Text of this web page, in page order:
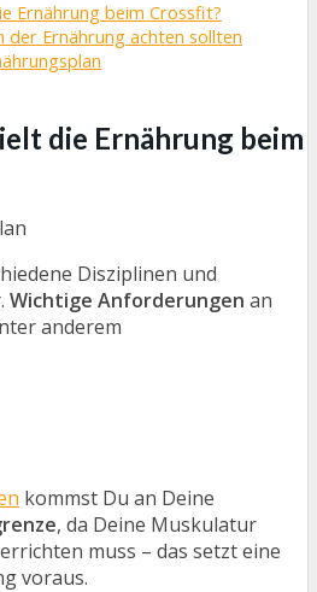
Ernährung beim Crossfit?
Ernährung achten sollten
die Ernährung beim
Disziplinen und
Wichtige Anforderungen an
anderem
kommst Du an Deine
, da Deine Muskulatur
muss – das setzt eine
voraus.